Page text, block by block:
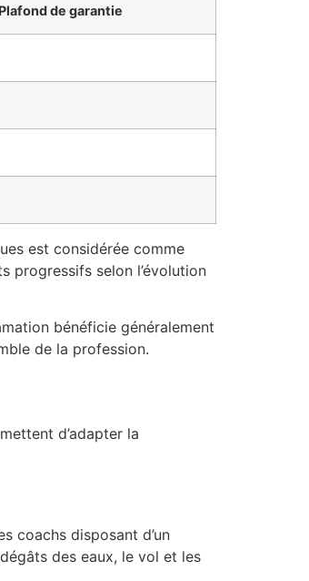
Plafond de garantie
est considérée comme
progressifs selon l’évolution
bénéficie généralement
de la profession.
d’adapter la
coachs disposant d’un
des eaux, le vol et les